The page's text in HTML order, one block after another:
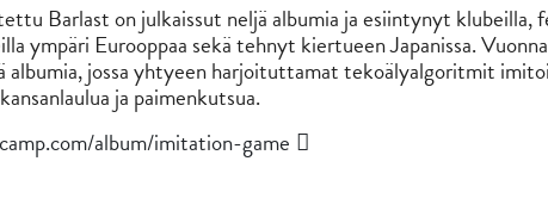
Barlast on julkaissut neljä albumia ja esiintynyt klubeilla,
ympäri Eurooppaa sekä tehnyt kiertueen Japanissa.
albumia, jossa yhtyeen harjoituttamat tekoälyalgoritmit
ja paimenkutsua.
album/imitation-game